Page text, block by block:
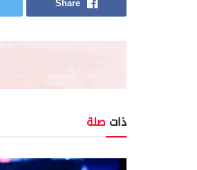
ذات صلة